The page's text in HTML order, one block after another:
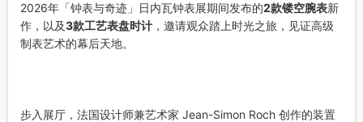
2026年「钟表与奇迹」日内瓦钟表展期间发布的2款镂空腕表新
作，以及3款工艺表盘时计 ，邀请观众踏上时光之旅，见证高级
制表艺术的幕后天地。
步入展厅，法国设计师兼艺术家 Jean-Simon Roch 创作的装置